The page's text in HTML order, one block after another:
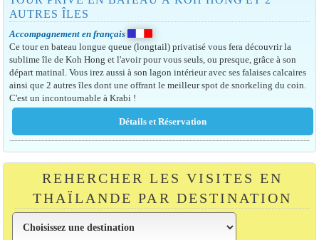
AUTRES ÎLES
Accompagnement en français
Ce tour en bateau longue queue (longtail) privatisé vous fera découvrir la
sublime île de Koh Hong et l'avoir pour vous seuls, ou presque, grâce à son
départ matinal. Vous irez aussi à son lagon intérieur avec ses falaises calcaires
ainsi que 2 autres îles dont une offrant le meilleur spot de snorkeling du coin.
C'est un incontournable à Krabi !
REHERCHER LES VISITES EN
THAÏLANDE PAR DESTINATION